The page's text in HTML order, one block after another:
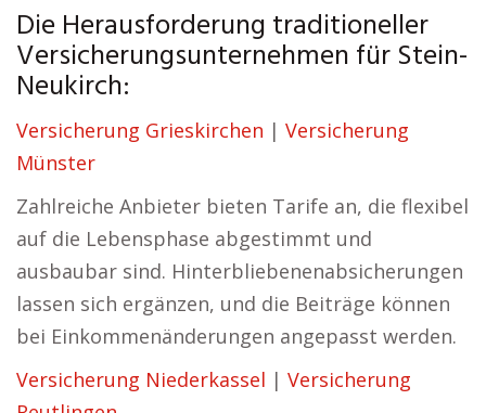
Die Herausforderung traditioneller
Versicherungsunternehmen für Stein-
Neukirch:
Versicherung Grieskirchen | Versicherung
Münster
Zahlreiche Anbieter bieten Tarife an, die flexibel
auf die Lebensphase abgestimmt und
ausbaubar sind. Hinterbliebenenabsicherungen
lassen sich ergänzen, und die Beiträge können
bei Einkommenänderungen angepasst werden.
Versicherung Niederkassel | Versicherung